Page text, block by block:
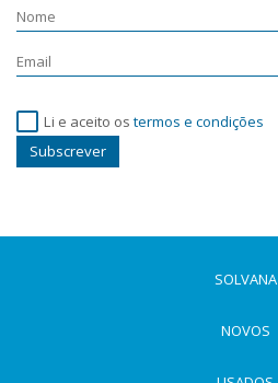
Li e aceito os termos e condições
Subscrever
SOLVANA
NOVOS